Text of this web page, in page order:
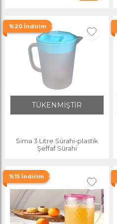
%20 İndirim
TÜKENMİŞTİR
Sima 3 Litre Sürahi-plastik
Şeffaf Sürahi
%15 İndirim